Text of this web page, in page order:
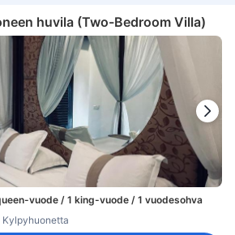
huvila (Two-Bedroom Villa)
vuode / 1 king-vuode / 1 vuodesohva
Kylpyhuonetta